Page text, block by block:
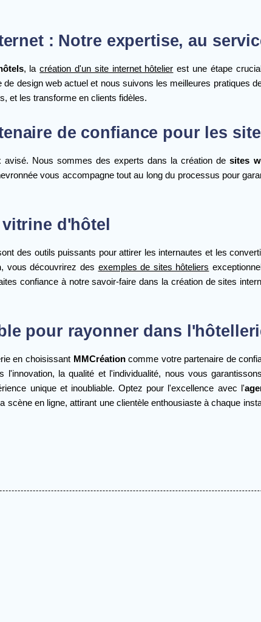
: Notre expertise, au
, lacréation d'un site internet hôtelier est une étape
design web actuel et nous suivons les meilleures pratiques
et les transforme en clients fidèles.
de confiance pour les
avisé. Nous sommes des experts dans la création desites
vous accompagne tout au long du processus pour
d'hôtel
des outils puissants pour attirer les internautes et les
, vous découvrirez des exemples de sites hôteliers
confiance à notre savoir-faire dans la création de sites
pour rayonner dans
en choisissant MMCréationcomme votre partenaire de
l'innovation, la qualité et l'individualité, nous vous
unique et inoubliable. Optez pour l'excellence avec l'
scène en ligne, attirant une clientèle enthousiaste à chaque